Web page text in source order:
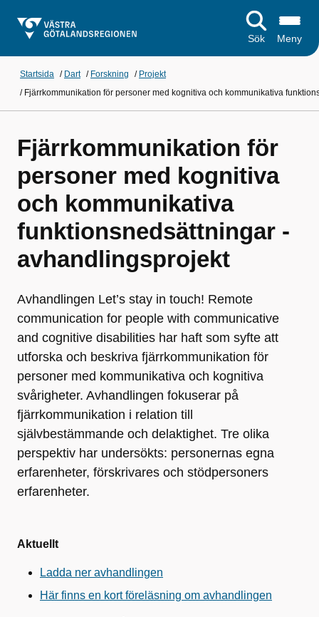
Sök Meny
Startsida / Dart / Forskning / Projekt
/ Fjärrkommunikation för personer med kognitiva och kommunikativa
Fjärrkommunikation för
personer med kognitiva
och kommunikativa
funktionsnedsättningar -
avhandlingsprojekt
Avhandlingen Let’s stay in touch! Remote
communication for people with communicative
and cognitive disabilities har haft som syfte att
utforska och beskriva fjärrkommunikation för
personer med kommunikativa och kognitiva
svårigheter. Avhandlingen fokuserar på
fjärrkommunikation i relation till
självbestämmande och delaktighet. Tre olika
perspektiv har undersökts: personernas egna
erfarenheter, förskrivares och stödpersoners
erfarenheter.
Aktuellt
Ladda ner avhandlingen
Här finns en kort föreläsning om avhandlingen